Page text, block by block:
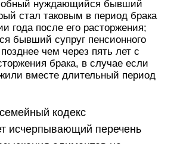
нуждающийся бывший
стал таковым в период брака
года после его расторжения;
бывший супруг пенсионного
чем через пять лет с
брака, в случае если
вместе длительный период
кодекс
исчерпывающий перечень